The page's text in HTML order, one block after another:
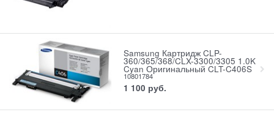
Samsung Картридж CLP-
360/365/368/CLX-3300/3305 1.0K
Cyan Оригинальный CLT-C406S
10801784
1 100 руб.